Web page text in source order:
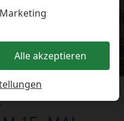
Marketing
Alle akzeptieren
zum Zootierpfleger
(FÖJ)
Basis